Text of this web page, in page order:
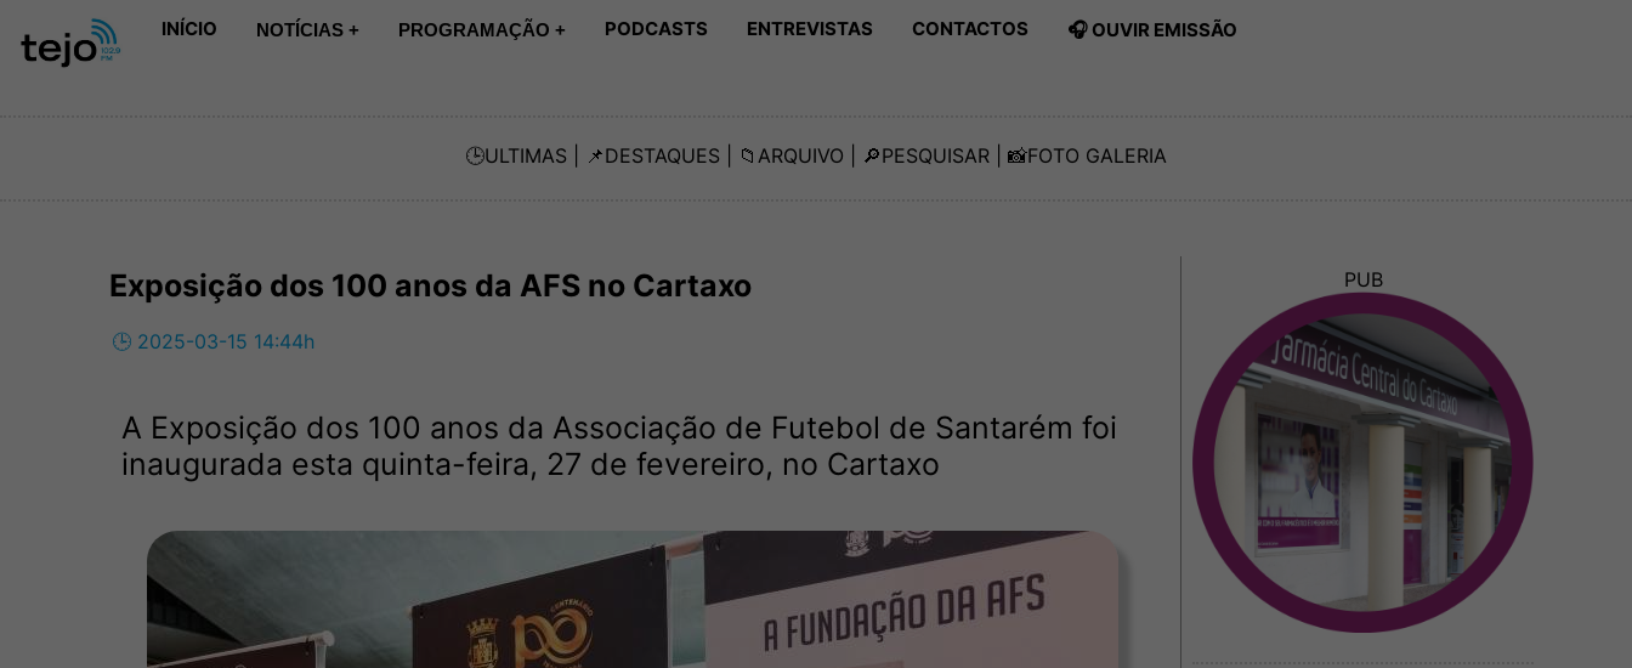
INÍCIO NOTÍCIAS + PROGRAMAÇÃO + PODCASTS ENTREVISTAS CONTACTOS 🎧 OUVIR EMISSÃO
🕒ULTIMAS | 📌DESTAQUES | 📁 ARQUIVO | 🔎PESQUISAR | 📸FOTO GALERIA
Exposição dos 100 anos da AFS no Cartaxo
🕒 2025-03-15 14:44h
A Exposição dos 100 anos da Associação de Futebol de Santarém foi
inaugurada esta quinta-feira, 27 de fevereiro, no Cartaxo
PUB